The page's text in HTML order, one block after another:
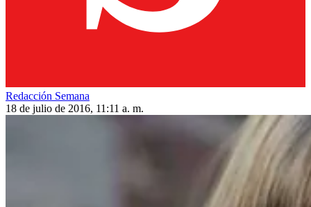
Redacción Semana
18 de julio de 2016, 11:11 a. m.